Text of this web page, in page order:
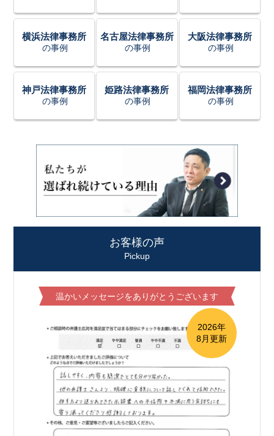
横浜法律事務所
の事例
名古屋法律事務所
の事例
大阪法律事務所
の事例
神戸法律事務所
の事例
姫路法律事務所
の事例
福岡法律事務所
の事例
お客様の声
Pickup
温かいメッセージをありがとうございます
2026年
8月更新